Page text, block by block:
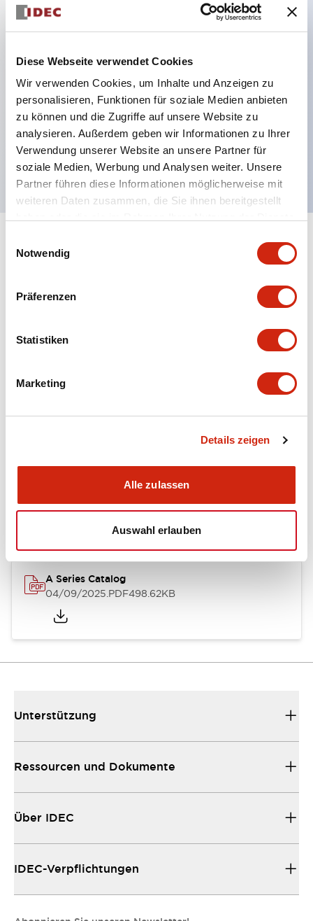
Diese Webseite verwendet Cookies
Wir verwenden Cookies, um Inhalte und Anzeigen zu
personalisieren, Funktionen für soziale Medien anbieten
zu können und die Zugriffe auf unsere Website zu
analysieren. Außerdem geben wir Informationen zu Ihrer
Verwendung unserer Website an unsere Partner für
soziale Medien, Werbung und Analysen weiter. Unsere
Partner führen diese Informationen möglicherweise mit
weiteren Daten zusammen, die Sie ihnen bereitgestellt
Notwendig
Präferenzen
Statistiken
Marketing
Details zeigen
Alle zulassen
Auswahl erlauben
Hauptmerkmale
Schutzart IP40 und IP65 komplett (IEC 60529)
Verbesserte Bedienbarkeit durch
Rückwärtsterminal-System, flache Anschlussfläche
einheitlich bei allen Serien mit einem Gehäuselänge
von 22 mm.
UL- und CSA-zertifiziert
Spezifikationen Alle erweitern+
Mounting and Installation Specifications
Dokumente und Dateien
A Series Catalog
04/09/2025.PDF498.62KB
Unterstützung
Ressourcen und Dokumente
Über IDEC
IDEC-Verpflichtungen